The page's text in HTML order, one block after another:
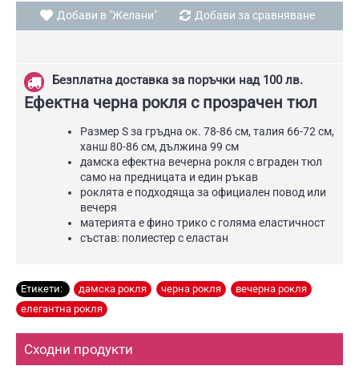
Добави в "Желани" Добави за сравняване
Безплатна доставка за поръчки над 100 лв.
Ефектна черна рокля с прозрачен тюл
Размер S за гръдна ок. 78-86 см, талия 66-72 см,
ханш 80-86 см, дължина 99 см
дамска ефектна вечерна рокля с вграден тюл
само на предницата и един ръкав
роклята е подходяща за официален повод или
вечеря
материята е фино трико с голяма еластичност
състав: полиестер с еластан
Етикети: дамска рокля черна рокля вечерна рокля
елегантна рокля
Сходни продукти